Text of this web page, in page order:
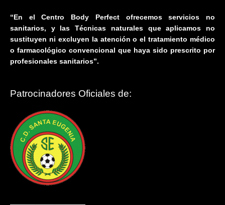
“En el Centro Body Perfect ofrecemos servicios no
sanitarios, y las Técnicas naturales que aplicamos no
sustituyen ni excluyen la atención o el tratamiento médico
o farmacológico convencional que haya sido prescrito por
profesionales sanitarios”.
Patrocinadores Oficiales de: